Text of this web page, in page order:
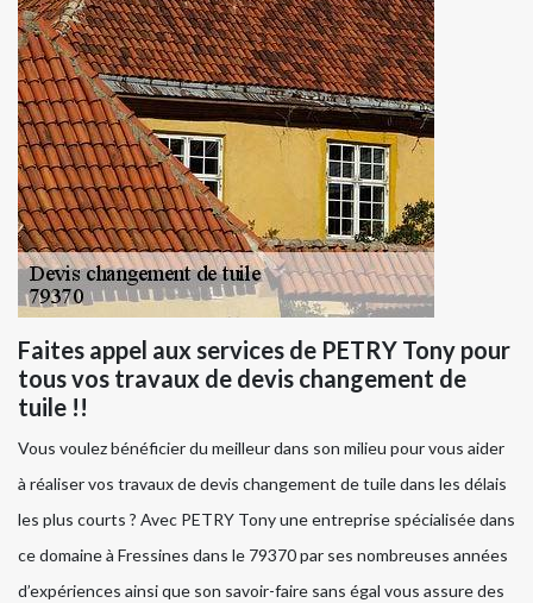
Faites appel aux services de PETRY Tony pour
tous vos travaux de devis changement de
tuile !!
Vous voulez bénéficier du meilleur dans son milieu pour vous aider
à réaliser vos travaux de devis changement de tuile dans les délais
les plus courts ? Avec PETRY Tony une entreprise spécialisée dans
ce domaine à Fressines dans le 79370 par ses nombreuses années
d’expériences ainsi que son savoir-faire sans égal vous assure des